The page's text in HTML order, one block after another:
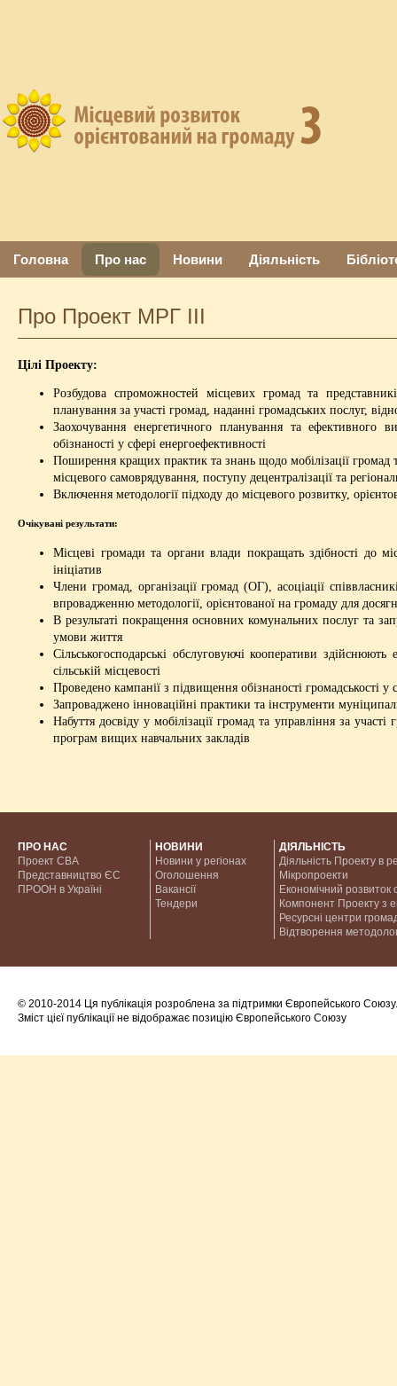
Головна Про нас Новини Діяльність
Про Проект МРГ ІІІ
Цілі Проекту:
Розбудова спроможностей місцевих громад та
планування за участі громад, наданні громадських послуг,
Заохочування енергетичного планування та ефективного
обізнаності у сфері енергоефективності
Поширення кращих практик та знань щодо мобілізації громад
місцевого самоврядування, поступу децентралізації та
Включення методології підходу до місцевого розвитку,
Очікувані результати:
Місцеві громади та органи влади покращать здібності до
ініціатив
Члени громад, організації громад (ОГ), асоціації
впровадженню методології, орієнтованої на громаду для
В результаті покращення основних комунальних послуг та
умови життя
Сільськогосподарські обслуговуючі кооперативи
сільській місцевості
Проведено кампанії з підвищення обізнаності громадськості у
Запроваджено інноваційні практики та інструменти
Набуття досвіду у мобілізації громад та управління за
програм вищих навчальних закладів
ПРО НАС
Проект CBA
Представництво ЄС
ПРООН в Україні
НОВИНИ
Новини у регіонах
Оголошення
Вакансії
Тендери
ДІЯЛЬНІСТЬ
Діяльність Проекту в
Мікропроекти
Економічний розвиток
Компонент Проекту з
Ресурсні центри
Відтворення
© 2010-2014 Ця публікація розроблена за підтримки Європейського Союзу.
Зміст цієї публікації не відображає позицію Європейського Союзу